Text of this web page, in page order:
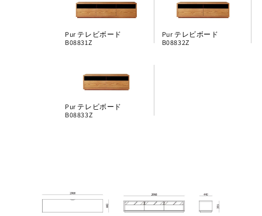
Pur テレビボード
B08831Z
Pur テレビボード
B08832Z
Pur テレビボード
B08833Z